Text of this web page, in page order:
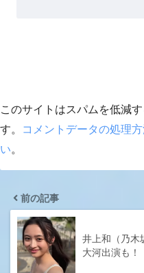
このサイトはスパムを低減
す。
コメントデータの処理
い。
前の記事
井上和（乃木
大河出演も！